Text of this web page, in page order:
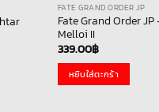
FATE GRAND ORDER JP
Fate Grand Order
Melloi II
339.00฿
หยิบใส่ตะกร้า